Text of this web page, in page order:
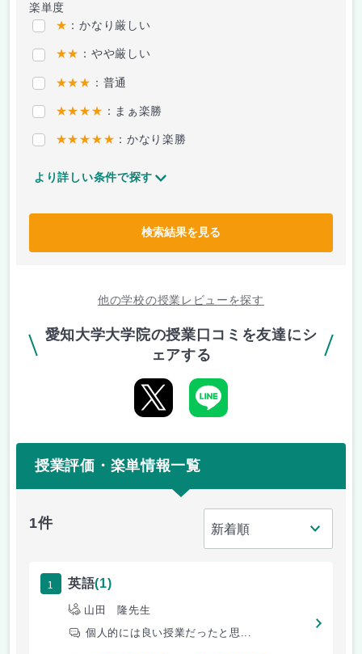
楽単度
★ ：かなり厳しい
★★ ：やや厳しい
★★★ ：普通
★★★★ ：まぁ楽勝
★★★★★ ：かなり楽勝
より詳しい条件で探す
検索結果を見る
他の学校の授業レビューを探す
愛知大学大学院の授業口コミを友達にシ
ェアする
授業評価・楽単情報一覧
1件
1 英語(1)
山田 隆先生
個人的には良い授業だったと思...